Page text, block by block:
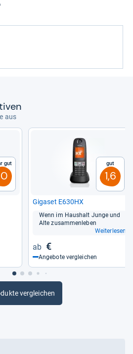
aus
gut Gut
1,6
Giga­set E630HX
Wenn im Haus­halt Junge und
Alte zusam­men­le­ben
Weiterlesen
€
Angebote vergleichen
vergleichen